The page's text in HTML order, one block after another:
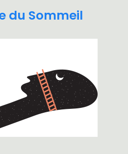
du Sommeil